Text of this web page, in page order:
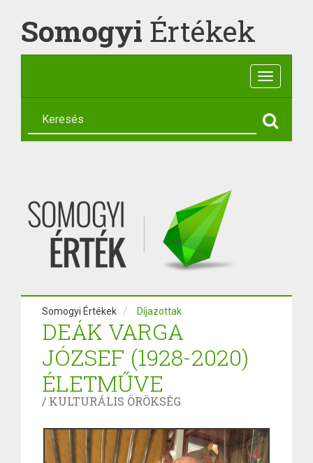
Somogyi Értékek
Toggle
Somogyi Értékek Díjazottak
DEÁK VARGA
JÓZSEF (1928-2020)
ÉLETMŰVE
/ KULTURÁLIS ÖRÖKSÉG